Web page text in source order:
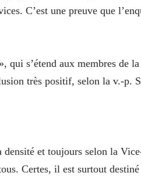
C’est une preuve que
qui s’étend aux membres de
très positif, selon la v.-p.
densité et toujours selon la
Certes, il est surtout